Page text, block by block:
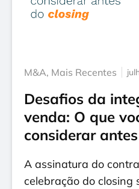
M&A, Mais Recentes
Desafios da
venda: O que
considerar
A assinatura do
celebração do closing